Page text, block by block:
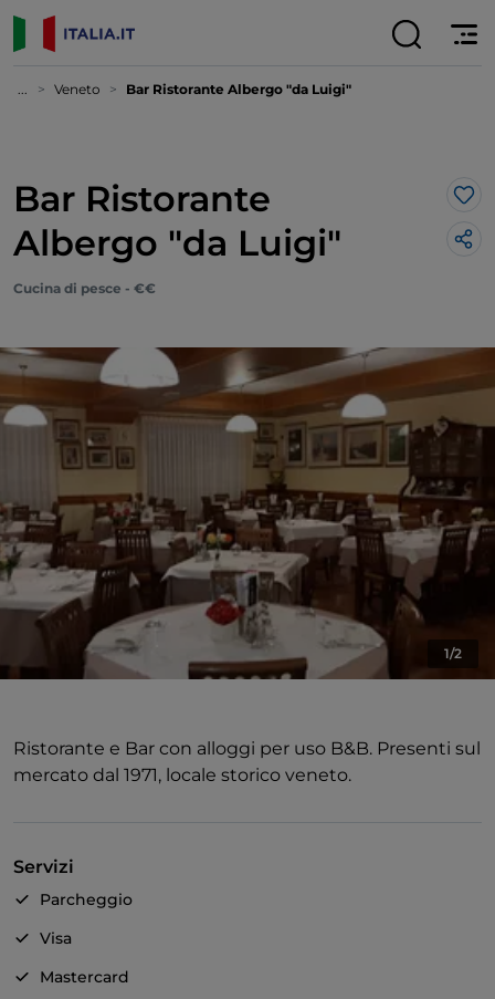
... Veneto Bar Ristorante Albergo "da Luigi"
Bar Ristorante
Albergo "da Luigi"
Cucina di pesce - €€
1/2
Ristorante e Bar con alloggi per uso B&B. Presenti sul
mercato dal 1971, locale storico veneto.
Servizi
Parcheggio
Visa
Mastercard